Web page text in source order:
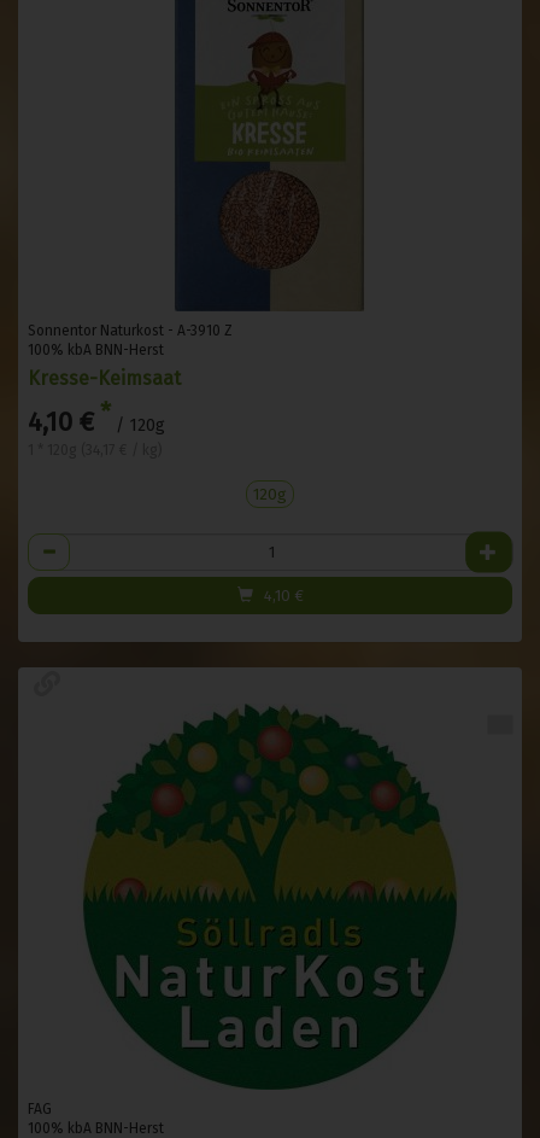
Sonnentor Naturkost - A-3910 Z
100% kbA BNN-Herst
Kresse-Keimsaat
4,10 € * / 120g
120g
Anzahl
4,10 €
FAG
100% kbA BNN-Herst